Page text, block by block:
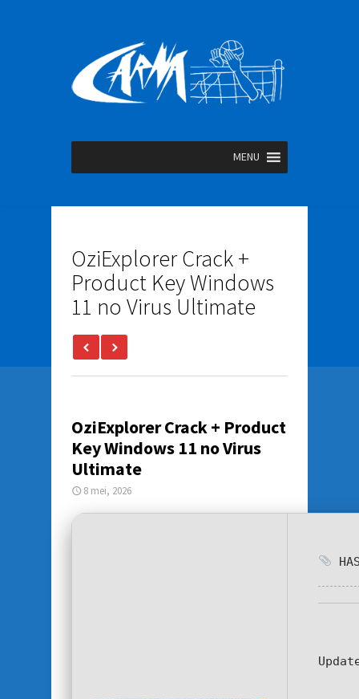
MENU
OziExplorer Crack +
Product Key Windows
11 no Virus Ultimate
OziExplorer Crack + Product
Key Windows 11 no Virus
Ultimate
8 mei, 2026